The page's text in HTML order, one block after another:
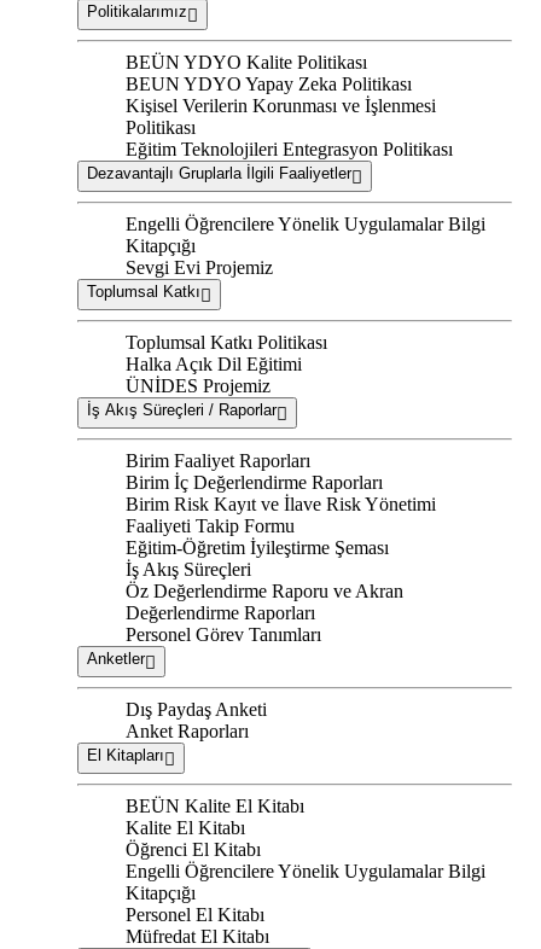
Politikalarımız
BEÜN YDYO Kalite Politikası
BEUN YDYO Yapay Zeka Politikası
Kişisel Verilerin Korunması ve İşlenmesi
Politikası
Eğitim Teknolojileri Entegrasyon Politikası
Dezavantajlı Gruplarla İlgili Faaliyetler
Engelli Öğrencilere Yönelik Uygulamalar Bilgi
Kitapçığı
Sevgi Evi Projemiz
Toplumsal Katkı
Toplumsal Katkı Politikası
Halka Açık Dil Eğitimi
ÜNİDES Projemiz
İş Akış Süreçleri / Raporlar
Birim Faaliyet Raporları
Birim İç Değerlendirme Raporları
Birim Risk Kayıt ve İlave Risk Yönetimi
Faaliyeti Takip Formu
Eğitim-Öğretim İyileştirme Şeması
İş Akış Süreçleri
Öz Değerlendirme Raporu ve Akran
Değerlendirme Raporları
Personel Görev Tanımları
Anketler
Dış Paydaş Anketi
Anket Raporları
El Kitapları
BEÜN Kalite El Kitabı
Kalite El Kitabı
Öğrenci El Kitabı
Engelli Öğrencilere Yönelik Uygulamalar Bilgi
Kitapçığı
Personel El Kitabı
Müfredat El Kitabı